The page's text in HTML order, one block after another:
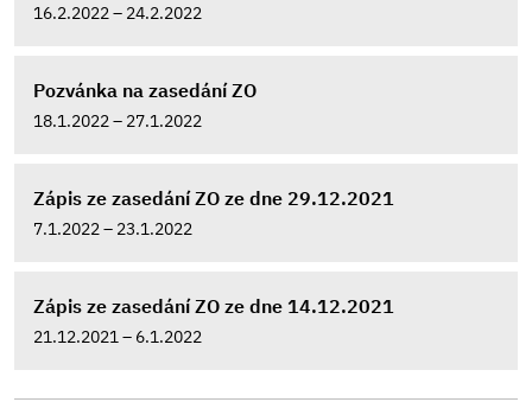
16.2.2022 – 24.2.2022
Pozvánka na zasedání ZO
18.1.2022 – 27.1.2022
Zápis ze zasedání ZO ze dne 29.12.2021
7.1.2022 – 23.1.2022
Zápis ze zasedání ZO ze dne 14.12.2021
21.12.2021 – 6.1.2022